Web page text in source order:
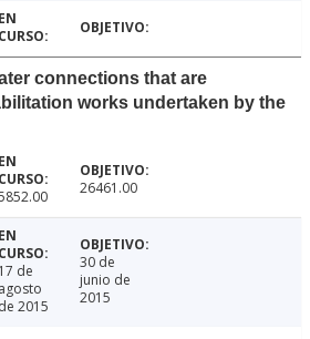
connections that are
works undertaken by the
26461.00
17 de
agosto
de 2015
30 de
junio de
2015